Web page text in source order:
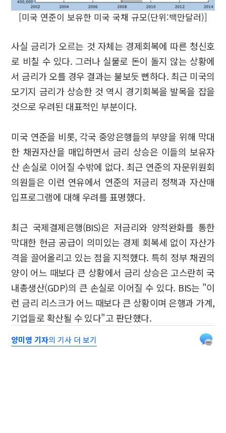
[미국 연준이 보유한 미국 국채 규모(단위:백만달러)]
사실 금리가 오르는 것 자체는 경제회복에 따른 청신호
로 비칠 수 있다. 그러나 실물로 돈이 돌지 않는 상황에
서 금리가 오를 경우 결과는 불보듯 뻔하다. 최근 미국의
모기지 금리가 상승한 것 역시 경기회복을 발목을 잡을
것으로 우려된 대표적인 부분이다.
미국 연준을 비롯, 각국 중앙은행들의 부양을 위해 막대
한 채권자산을 매입하면서 금리 상승은 이들의 보유자
산 손실로 이어질 수밖에 없다. 최근 연준의 자문위원회
의원들은 이런 연유에서 연준의 저금리 정책과 자산매
입프로그램에 대해 우려를 표명했다.
최근 국제결제은행(BIS)은 저금리와 양적완화를 통한
막대한 현금 공급이 의미있는 경제 회복세 없이 자산가
격을 끌어올리고 있는 점을 지적했다. 특히 정부 채권의
양이 어느 때보다 큰 상황에서 금리 상승은 고스란히 국
내총생산(GDP)의 큰 손실로 이어질 수 있다. BIS는 "이
런 금리 리스크가 어느 때보다 큰 상황이며 은행과 가계,
기업들로 확산될 수 있다"고 판단했다.
양미영 기자의 기사 더 보기